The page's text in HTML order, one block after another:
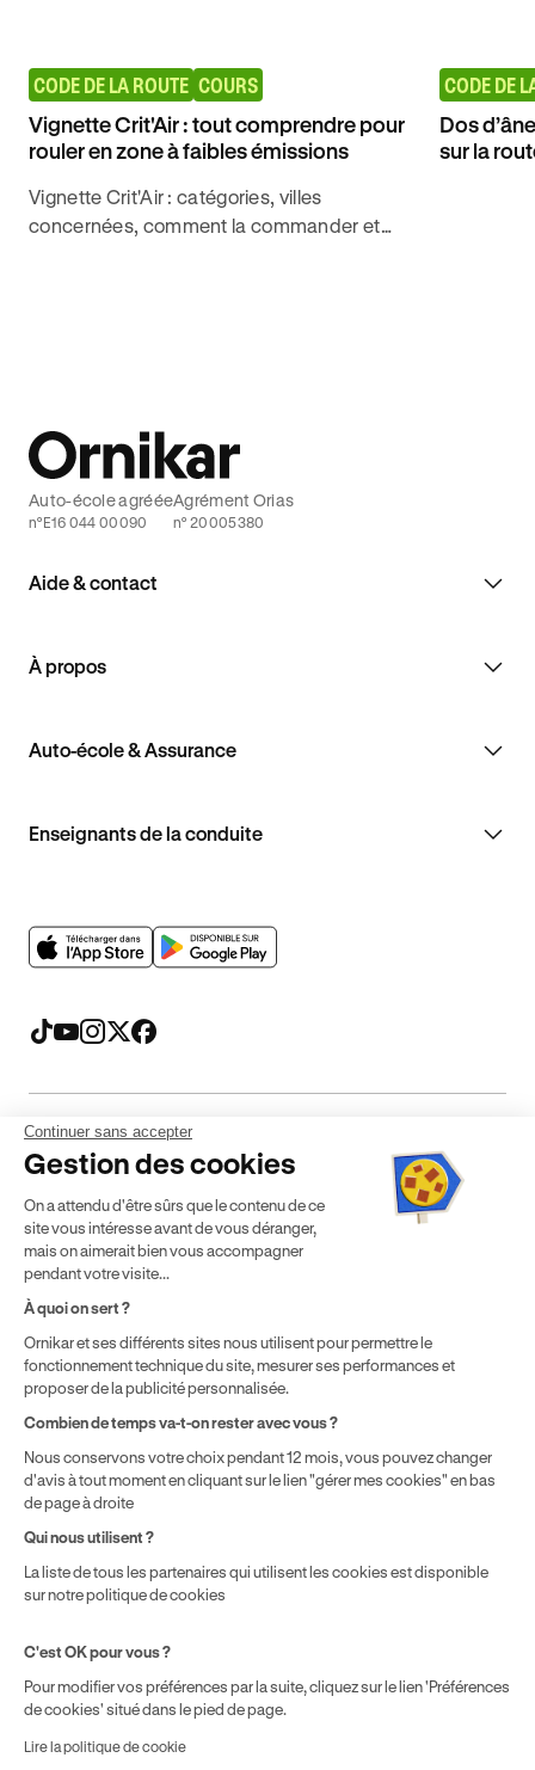
CODE DE LA ROUTE COURS
Vignette Crit'Air : tout comprendre pour
rouler en zone à faibles émissions
Vignette Crit'Air : catégories, villes
concernées, comment la commander et
CODE DE
Dos
sur la
Aide & contact
À propos
Auto-école & Assurance
Enseignants de la conduite
Auto-école agréée
n°E16 044 00090
Agrément Orias
n° 20005380
Mentions légales CGV CGU Politique de confidentialité
* Détail des conditions de nos offres
localisation géographique et du type de formules que vous
achetez comme détaillé dans nosConditions Générales de
Vente.
Continuer sans accepter
Gestion des cookies
On a attendu d'être sûrs que le contenu de ce
site vous intéresse avant de vous déranger,
mais on aimerait bien vous accompagner
pendant votre visite...
À quoi on sert ?
Ornikar et ses différents sites nous utilisent pour permettre le
fonctionnement technique du site, mesurer ses performances et
proposer de la publicité personnalisée.
Combien de temps va-t-on rester avec vous ?
Nous conservons votre choix pendant 12 mois, vous pouvez changer
d'avis à tout moment en cliquant sur le lien "gérer mes cookies" en bas
de page à droite
Qui nous utilisent ?
La liste de tous les partenaires qui utilisent les cookies est disponible
sur notre politique de cookies
C'est OK pour vous ?
Pour modifier vos préférences par la suite, cliquez sur le lien 'Préférences
de cookies' situé dans le pied de page.
Lire la politique de cookie